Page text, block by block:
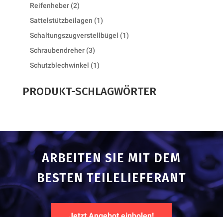
Reifenheber 22
products
Sattelstützbeilagen 11
product
Schaltungszugverstellbügel 11
Schraubendreher 33
products
Schutzblechwinkel 11
PRODUKT-SCHLAGWÖRTER
ARBEITEN SIE MIT DEM
BESTEN TEILELIEFERANT